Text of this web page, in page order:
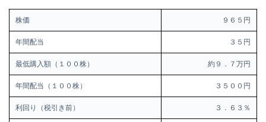
株価 ９６５円
年間配当 ３５円
最低購入額（１００株） 約９．７万円
年間配当（１００株） ３５００円
利回り（税引き前） ３．６３％